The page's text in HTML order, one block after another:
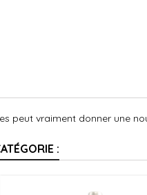
peut vraiment donner une
: